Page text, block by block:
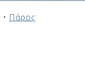
• Πάρος